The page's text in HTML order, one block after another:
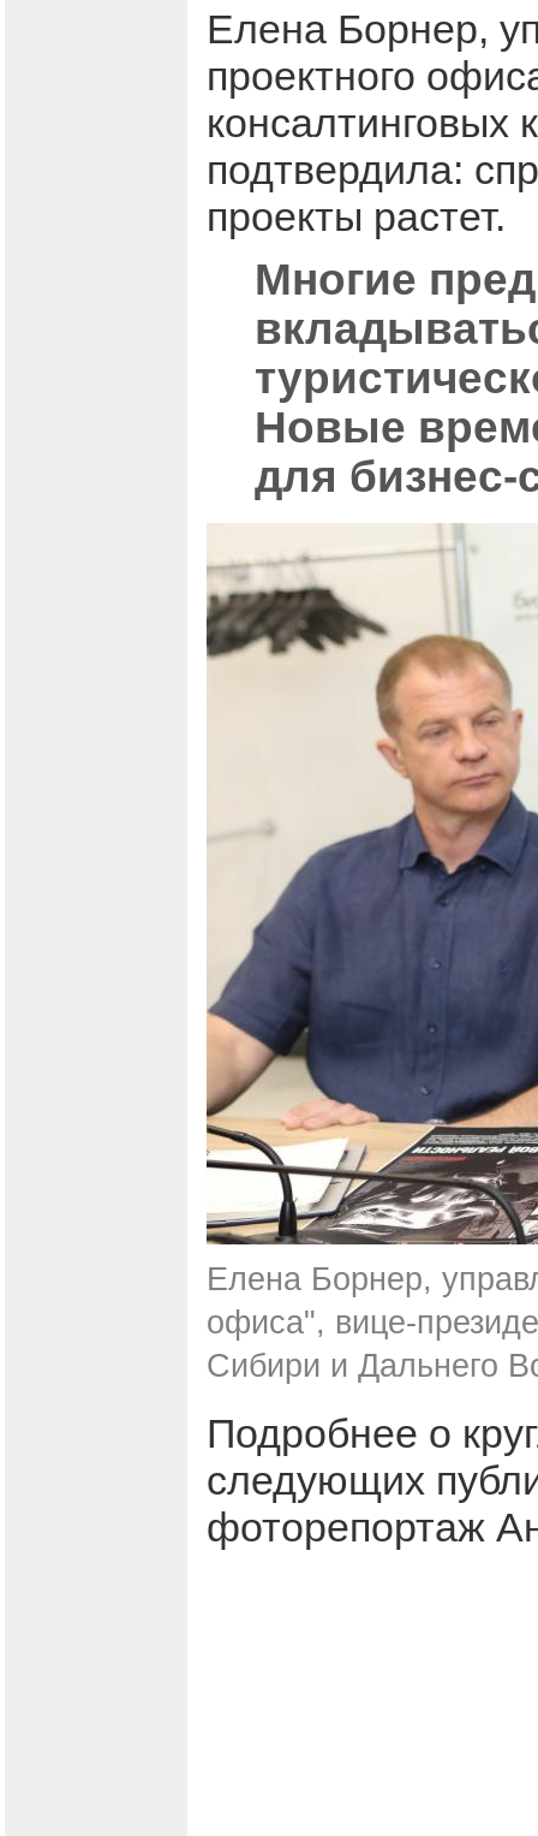
Елена Борнер,
проектного
консалтинговых
подтвердила:
проекты растет.
Многие
Новые
для бизнес-
Елена Борнер,
офиса", вице-
Сибири и Дальнего
Подробнее о
следующих
фоторепортаж